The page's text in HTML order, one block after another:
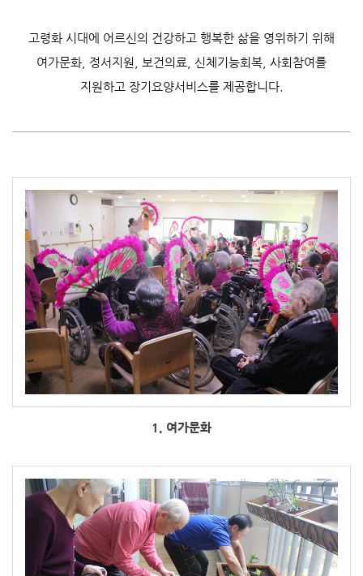
고령화 시대에 어르신의 건강하고 행복한 삶을 영위하기 위해
여가문화, 정서지원, 보건의료, 신체기능회복, 사회참여를
지원하고 장기요양서비스를 제공합니다.
1. 여가문화